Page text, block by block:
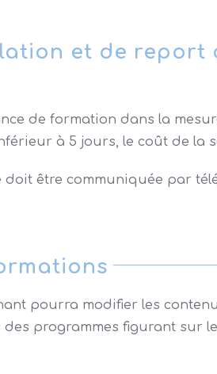
et de
de formation dans la
à 5 jours, le coût de la
doit être communiquée par
pourra modifier les
programmes figurant sur